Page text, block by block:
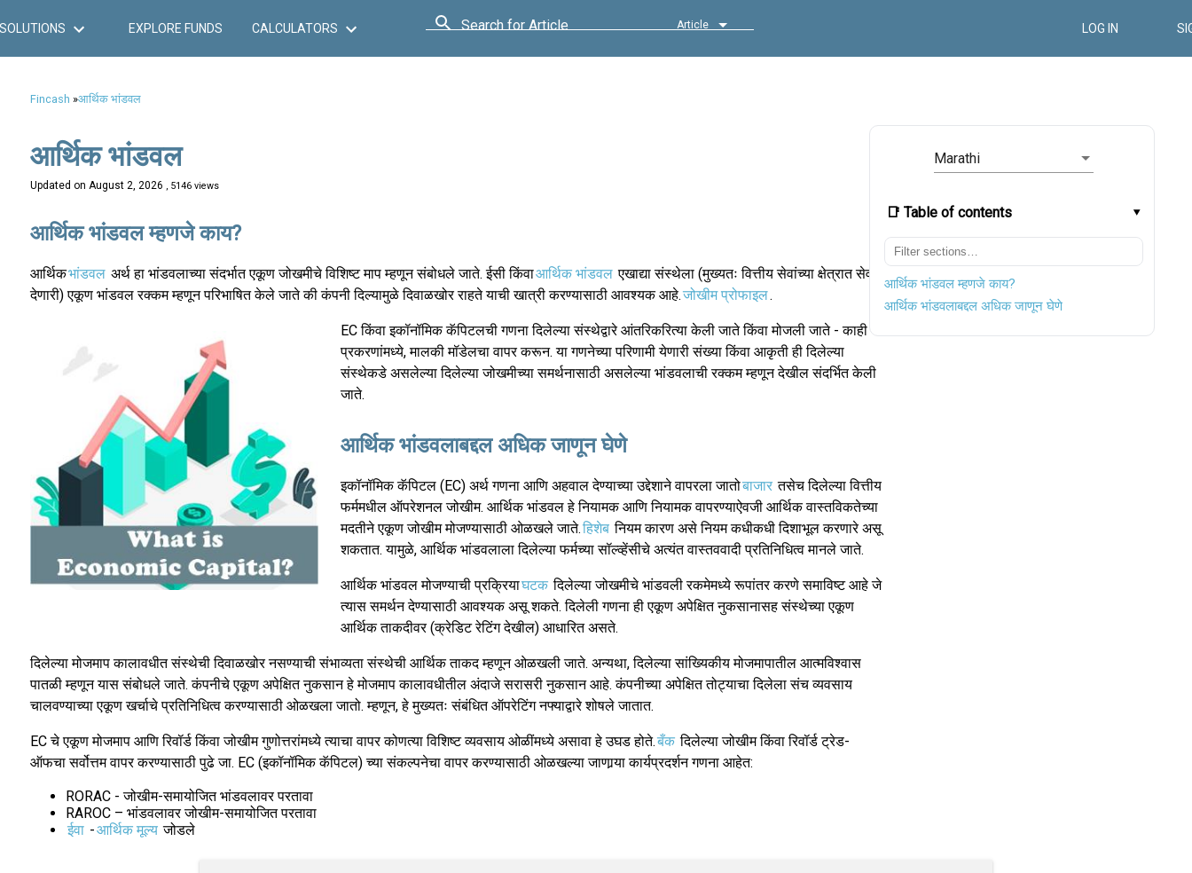
SOLUTIONS EXPLORE FUNDS CALCULATORS Search for Article Article LOG IN
Fincash »आर्थिक भांडवल
Marathi
📑 Table of contents
आर्थिक भांडवल म्हणजे काय?
आर्थिक भांडवलाबद्दल अधिक जाणून घेणे
आर्थिक भांडवल
Updated on August 2, 2026 , 5146 views
आर्थिक भांडवल म्हणजे काय?
आर्थिकभांडवल अर्थ हा भांडवलाच्या संदर्भात एकूण जोखमीचे विशिष्ट माप म्हणून संबोधले जाते. ईसी किंवाआर्थिक भांडवल एखाद्या संस्थेला (मुख्यतः वित्तीय सेवांच्या क्षेत्रात सेवा
देणारी) एकूण भांडवल रक्कम म्हणून परिभाषित केले जाते की कंपनी दिल्यामुळे दिवाळखोर राहते याची खात्री करण्यासाठी आवश्यक आहे.जोखीम प्रोफाइल.
EC किंवा इकॉनॉमिक कॅपिटलची गणना दिलेल्या संस्थेद्वारे आंतरिकरित्या केली जाते किंवा मोजली जाते - काही
प्रकरणांमध्ये, मालकी मॉडेलचा वापर करून. या गणनेच्या परिणामी येणारी संख्या किंवा आकृती ही दिलेल्या
संस्थेकडे असलेल्या दिलेल्या जोखमीच्या समर्थनासाठी असलेल्या भांडवलाची रक्कम म्हणून देखील संदर्भित केली
जाते.
आर्थिक भांडवलाबद्दल अधिक जाणून घेणे
इकॉनॉमिक कॅपिटल (EC) अर्थ गणना आणि अहवाल देण्याच्या उद्देशाने वापरला जातोबाजार तसेच दिलेल्या वित्तीय
फर्ममधील ऑपरेशनल जोखीम. आर्थिक भांडवल हे नियामक आणि नियामक वापरण्याऐवजी आर्थिक वास्तविकतेच्या
मदतीने एकूण जोखीम मोजण्यासाठी ओळखले जाते.हिशेब नियम कारण असे नियम कधीकधी दिशाभूल करणारे असू
शकतात. यामुळे, आर्थिक भांडवलाला दिलेल्या फर्मच्या सॉल्व्हेंसीचे अत्यंत वास्तववादी प्रतिनिधित्व मानले जाते.
आर्थिक भांडवल मोजण्याची प्रक्रियाघटक दिलेल्या जोखमीचे भांडवली रकमेमध्ये रूपांतर करणे समाविष्ट आहे जे
त्यास समर्थन देण्यासाठी आवश्यक असू शकते. दिलेली गणना ही एकूण अपेक्षित नुकसानासह संस्थेच्या एकूण
आर्थिक ताकदीवर (क्रेडिट रेटिंग देखील) आधारित असते.
दिलेल्या मोजमाप कालावधीत संस्थेची दिवाळखोर नसण्याची संभाव्यता संस्थेची आर्थिक ताकद म्हणून ओळखली जाते. अन्यथा, दिलेल्या सांख्यिकीय मोजमापातील आत्मविश्वास
पातळी म्हणून यास संबोधले जाते. कंपनीचे एकूण अपेक्षित नुकसान हे मोजमाप कालावधीतील अंदाजे सरासरी नुकसान आहे. कंपनीच्या अपेक्षित तोट्याचा दिलेला संच व्यवसाय
चालवण्याच्या एकूण खर्चाचे प्रतिनिधित्व करण्यासाठी ओळखला जातो. म्हणून, हे मुख्यतः संबंधित ऑपरेटिंग नफ्याद्वारे शोषले जातात.
EC चे एकूण मोजमाप आणि रिवॉर्ड किंवा जोखीम गुणोत्तरांमध्ये त्याचा वापर कोणत्या विशिष्ट व्यवसाय ओळींमध्ये असावा हे उघड होते.बँक दिलेल्या जोखीम किंवा रिवॉर्ड ट्रेड-
ऑफचा सर्वोत्तम वापर करण्यासाठी पुढे जा. EC (इकॉनॉमिक कॅपिटल) च्या संकल्पनेचा वापर करण्यासाठी ओळखल्या जाणार्‍या कार्यप्रदर्शन गणना आहेत:
RORAC - जोखीम-समायोजित भांडवलावर परतावा
RAROC – भांडवलावर जोखीम-समायोजित परतावा
ईवा -आर्थिक मूल्य जोडले